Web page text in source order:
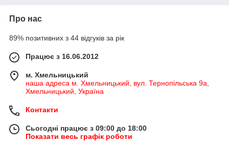
Про нас
89% позитивних з 44 відгуків за рік
Працює з 16.06.2012
м. Хмельницький
наша адреса м. Хмельницький, вул. Тернопільська 9а,
Хмельницький, Україна
Контакти
Сьогодні працює з 09:00 до 18:00
Показати весь графік роботи